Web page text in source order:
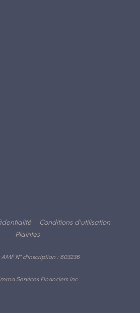
Services Financiers inc.
N° d'inscription : 603236
Conditions d'utilisation
Plaintes